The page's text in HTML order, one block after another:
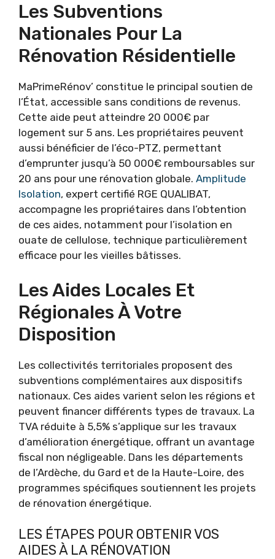
Les Subventions
Nationales Pour La
Rénovation Résidentielle
MaPrimeRénov’ constitue le principal soutien de
l’État, accessible sans conditions de revenus.
Cette aide peut atteindre 20 000€ par
logement sur 5 ans. Les propriétaires peuvent
aussi bénéficier de l’éco-PTZ, permettant
d’emprunter jusqu’à 50 000€ remboursables sur
20 ans pour une rénovation globale. Amplitude
Isolation, expert certifié RGE QUALIBAT,
accompagne les propriétaires dans l’obtention
de ces aides, notamment pour l’isolation en
ouate de cellulose, technique particulièrement
efficace pour les vieilles bâtisses.
Les Aides Locales Et
Régionales À Votre
Disposition
Les collectivités territoriales proposent des
subventions complémentaires aux dispositifs
nationaux. Ces aides varient selon les régions et
peuvent financer différents types de travaux. La
TVA réduite à 5,5% s’applique sur les travaux
d’amélioration énergétique, offrant un avantage
fiscal non négligeable. Dans les départements
de l’Ardèche, du Gard et de la Haute-Loire, des
programmes spécifiques soutiennent les projets
de rénovation énergétique.
LES ÉTAPES POUR OBTENIR VOS
AIDES À LA RÉNOVATION